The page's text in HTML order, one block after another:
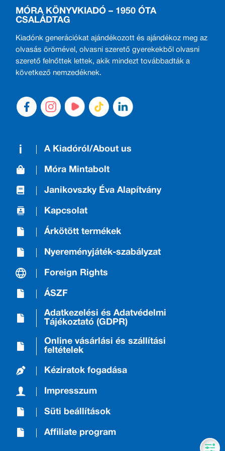
MÓRA KÖNYVKIADÓ – 1950 ÓTA
CSALÁDTAG
Kiadónk generációkat ajándékozott és ajándékoz meg az
olvasás örömével, olvasni szerető gyerekekből olvasni
szerető felnőttek lettek, akik mindezt továbbadták a
következő nemzedéknek.
A Kiadóról/About us
Móra Mintabolt
Janikovszky Éva Alapítvány
Kapcsolat
Árkötött termékek
Nyereményjáték-szabályzat
Foreign Rights
ÁSZF
Adatkezelési és Adatvédelmi
Tájékoztató (GDPR)
Online vásárlási és szállítási
feltételek
Kéziratok fogadása
Impresszum
Süti beállítások
Affiliate program